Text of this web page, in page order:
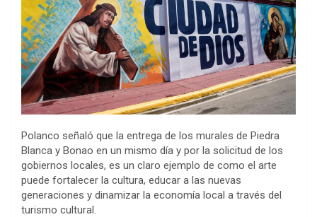
Polanco señaló que la entrega de los murales de Piedra
Blanca y Bonao en un mismo día y por la solicitud de los
gobiernos locales, es un claro ejemplo de como el arte
puede fortalecer la cultura, educar a las nuevas
generaciones y dinamizar la economía local a través del
turismo cultural.